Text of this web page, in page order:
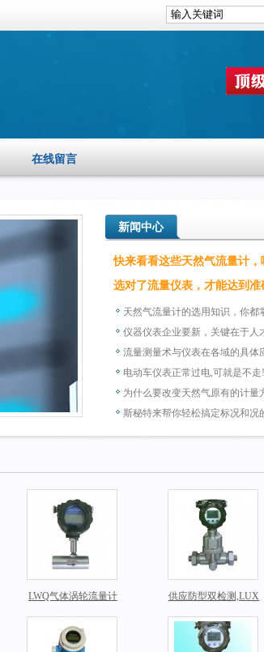
在线留言
新闻中心
快来看看这些天然气流量计
选对了流量仪表，才能达到
天然气流量计的选用知识，你都
仪器仪表企业要新，关键在于人
流量测量术与仪表在各域的具体
电动车仪表正常过电,可就是不走
为什么要改变天然气原有的计量
斯秘特来帮你轻松搞定标况和况
LWQ气体涡轮流量计
量计厂家直销
供应防型双检测,LUX
体流量计